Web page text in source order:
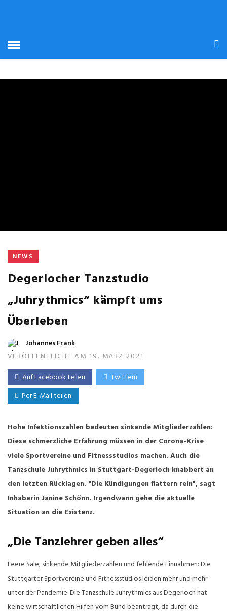
NEWS
Degerlocher Tanzstudio
„Juhrythmics“ kämpft ums
Überleben
Johannes Frank
VERÖFFENTLICHT AM 19. MÄRZ 2021
Auf Facebook teilen
Twittern
Per E-Mail teilen
Hohe Infektionszahlen bedeuten sinkende Mitgliederzahlen:
Diese schmerzliche Erfahrung müssen in der Corona-Krise
viele Sportvereine und Fitnessstudios machen. Auch die
Tanzschule Juhrythmics in Stuttgart-Degerloch knabbert an
den letzten Rücklagen. "Die Kündigungen flattern rein", sagt
Inhaberin Janine Schönn. Irgendwann gehe die aktuelle
Situation an die Existenz.
„Die Tanzlehrer geben alles“
Leere Säle, sinkende Mitgliederzahlen und fehlende Einnahmen: Die
Stuttgarter Sportvereine und Fitnessstudios leiden mehr und mehr
unter der Pandemie. Die Tanzschule Juhrythmics aus Degerloch hat
keine wirtschaftlichen Hilfen vom Bund beantragt, da durch die